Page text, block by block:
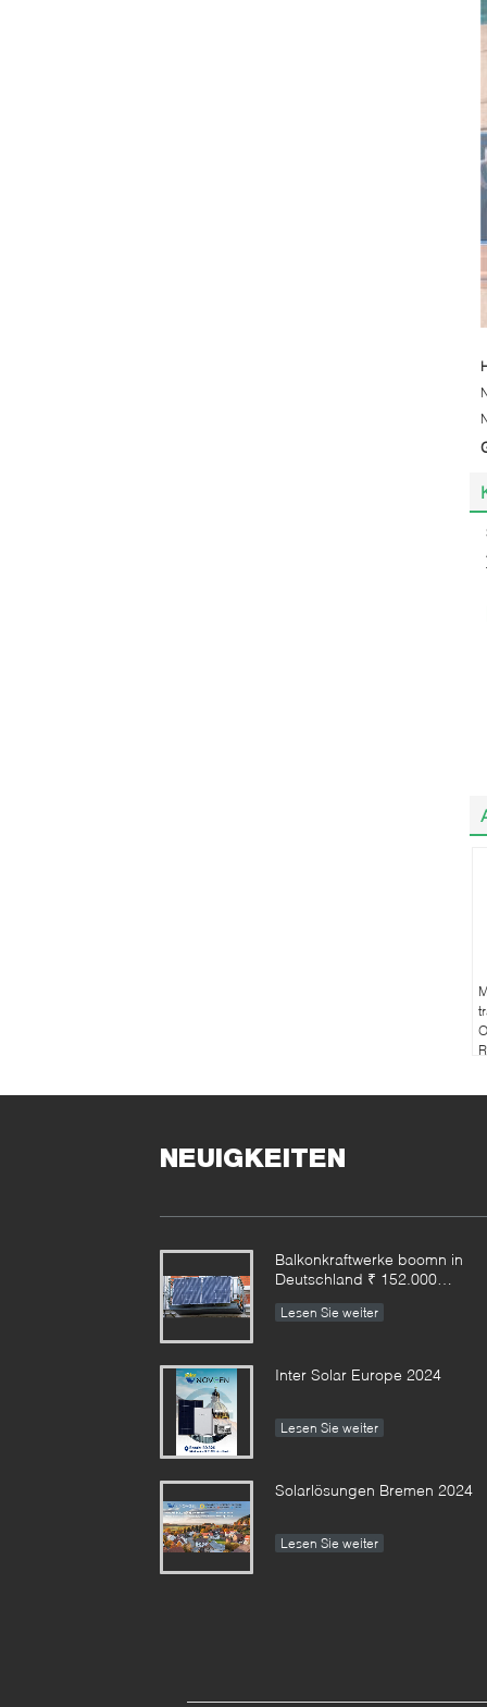
NEUIGKEITEN
Balkonkraftwerke boomn in
Deutschland ₹ 152.000
Halbjahr
Lesen Sie weiter
Inter Solar Europe 2024
Lesen Sie weiter
Solarlösungen Bremen 2024
Lesen Sie weiter